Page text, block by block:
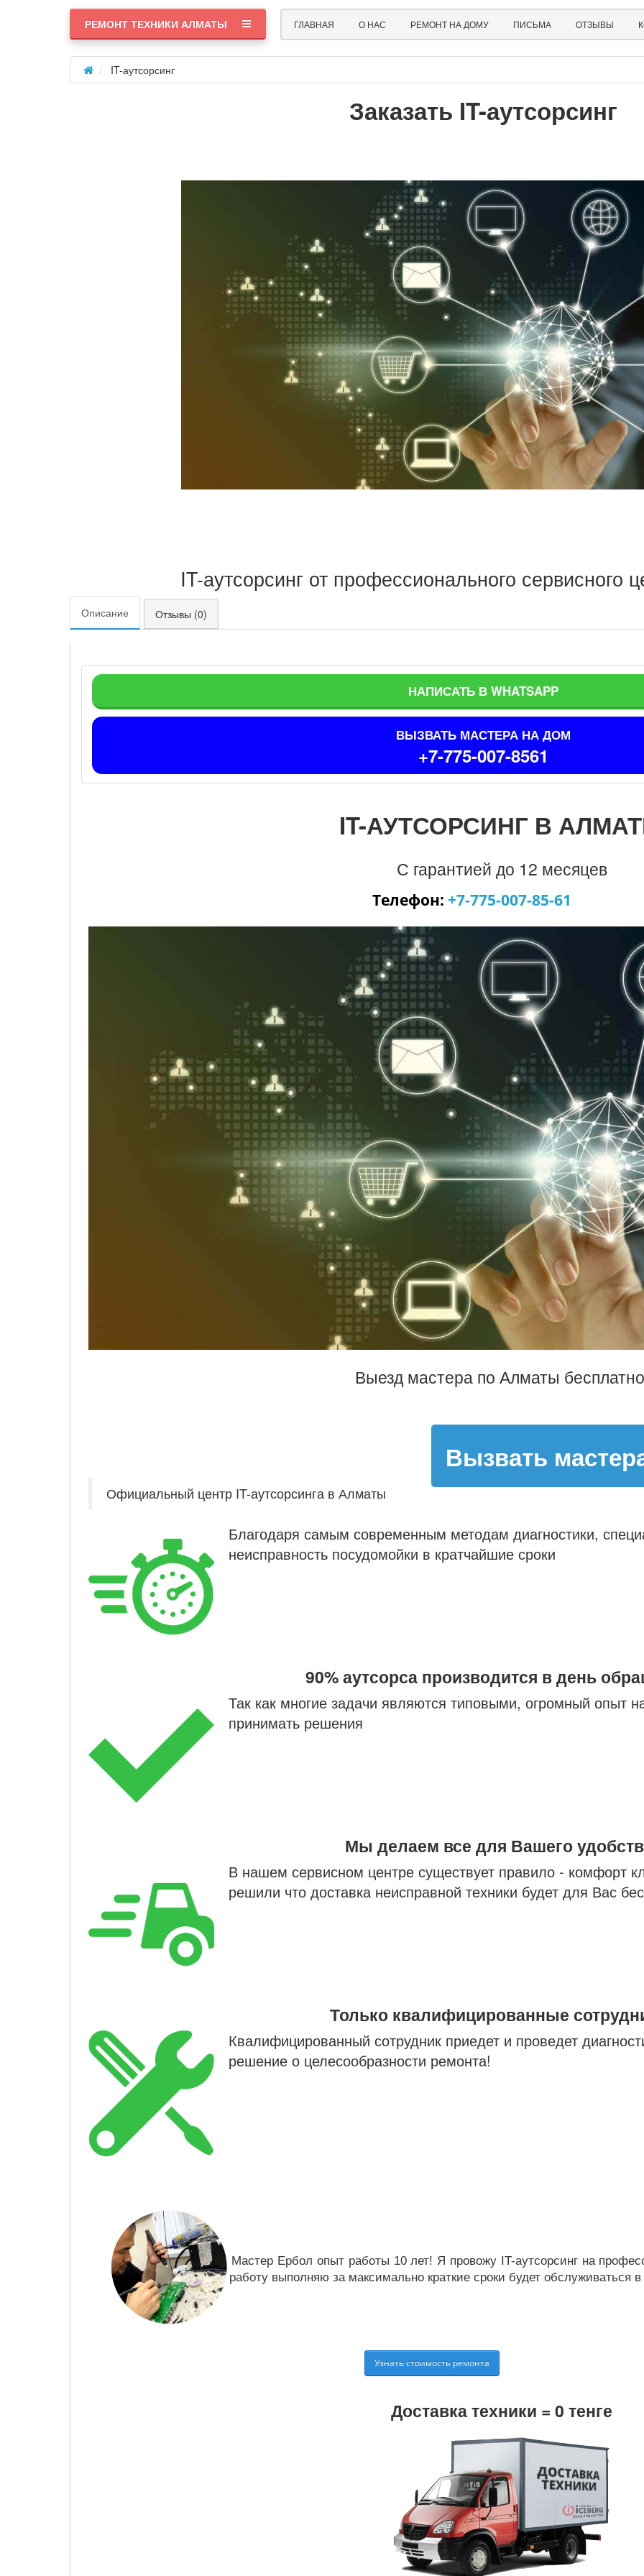
ГЛАВНАЯ О НАС РЕМОНТ НА ДОМУ ПИСЬМА ОТЗЫВЫ
РЕМОНТ ТЕХНИКИ АЛМАТЫ
IT-аутсорсинг
Заказать IT-аутсорсинг
IT-аутсорсинг от профессионального сервисного
Описание Отзывы (0)
НАПИСАТЬ В WHATSAPP
ВЫЗВАТЬ МАСТЕРА НА ДОМ
+7-775-007-8561
IT-АУТСОРСИНГ В
С гарантией до 12 месяцев
Телефон: +7-775-007-85-61
Выезд мастера по Алматы
Вызвать
Официальный центр IT-аутсорсинга в Алматы
Благодаря самым современным методам диагностики,
неисправность посудомойки в кратчайшие сроки
90% аутсорса производится в день
Так как многие задачи являются типовыми, огромный опыт
принимать решения
Мы делаем все для Вашего
В нашем сервисном центре существует правило - комфорт
решили что доставка неисправной техники будет для Вас
Только квалифицированные
Квалифицированный сотрудник приедет и проведет
решение о целесообразности ремонта!
Мастер Ербол опыт работы 10 лет! Я провожу IT-аутсорсинг на
работу выполняю за максимально краткие сроки будет обслуживаться в
Узнать стоимость ремонта
Доставка техники = 0 тенге